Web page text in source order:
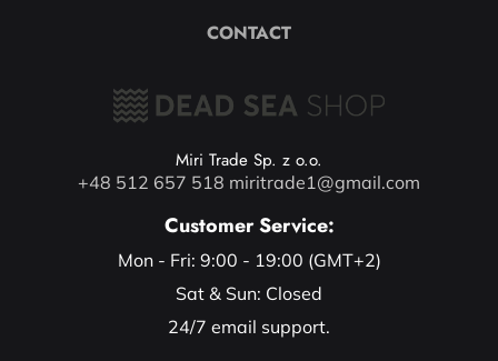
CONTACT
Miri Trade Sp. z o.o.
+48 512 657 518 miritrade1@gmail.com
Customer Service:
Mon - Fri: 9:00 - 19:00 (GMT+2)
Sat & Sun: Closed
24/7 email support.